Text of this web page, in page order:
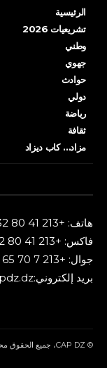
الرئيسية
تشريعيات 2026
وطني
جهوي
حوادث
دولي
رياضة
ثقافة
مزاد… كاب ديزاد
هاتف: +213 41 80 32 62
فاكس: +213 41 80 32 63
جوال: +213 7 70 65 93 89
بريد إلكتروني:contact@capdz.dz
© CAP DZ، جميع الحقوق محفوظة